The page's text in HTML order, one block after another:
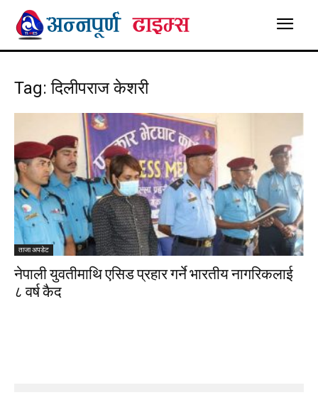
Tag: दिलीपराज केशरी
ताजा अपडेट
नेपाली युवतीमाथि एसिड प्रहार गर्ने भारतीय नागरिकलाई
८ वर्ष कैद